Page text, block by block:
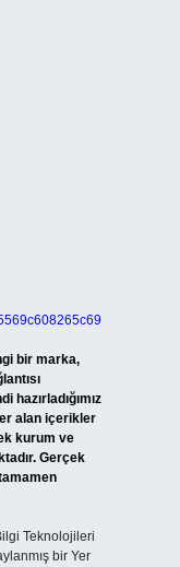
bir marka,
hazırladığımız
alan içerikler
kurum ve
Gerçek
Teknolojileri
bir Yer